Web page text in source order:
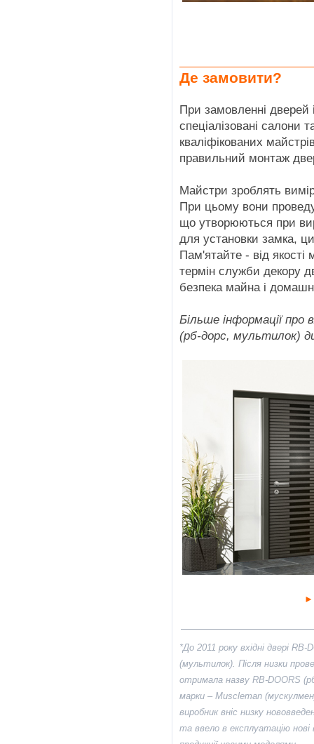
Де замовити?
При замовленні дверей
спеціалізовані салони
кваліфікованих
правильний монтаж
Майстри зроблять
При цьому вони
що утворюються при
для установки замка,
Пам'ятайте - від
термін служби декору
безпека майна і
Більше інформації про
(рб-дорс, мультилок)
►
*До 2011 року вхідні двері
(мультилок). Після низки
отримала назву RB-DOORS
марки – Muscleman
виробник вніс низку
та ввело в експлуатацію нові